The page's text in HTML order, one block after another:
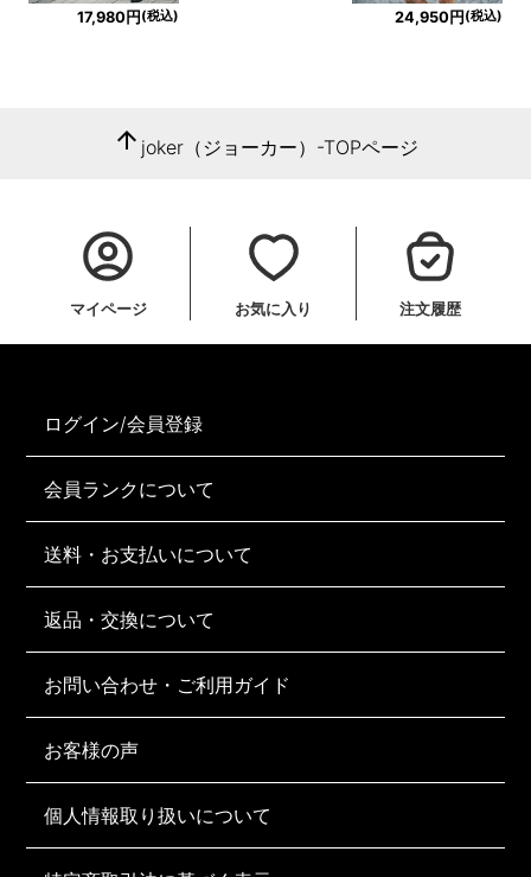
17,980円(税込) 24,950円(税込)
arrow_upward joker（ジョーカー）-TOPページ
マイページ お気に入り 注文履歴
ログイン/会員登録
会員ランクについて
送料・お支払いについて
返品・交換について
お問い合わせ・ご利用ガイド
お客様の声
個人情報取り扱いについて